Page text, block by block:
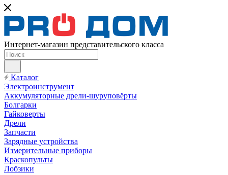
Интернет-магазин представительского класса
Каталог
Электроинструмент
Аккумуляторные дрели-шуруповёрты
Болгарки
Гайковерты
Дрели
Запчасти
Зарядные устройства
Измерительные приборы
Краскопульты
Лобзики